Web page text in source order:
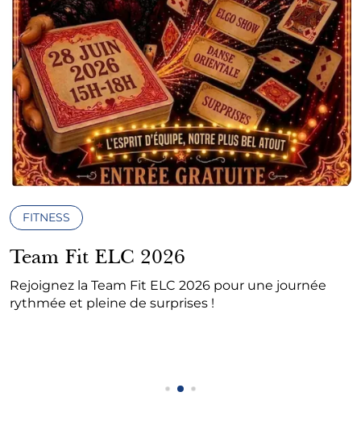
FITNESS
Team Fit ELC 2026
Rejoignez la Team Fit ELC 2026 pour une journée
rythmée et pleine de surprises !